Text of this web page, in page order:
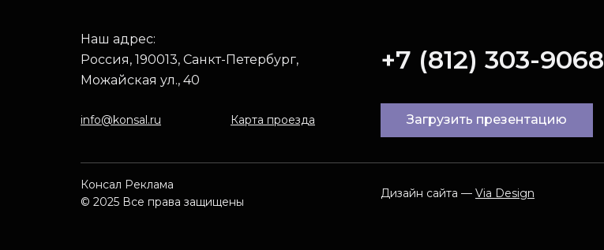
Наш адрес:
Россия, 190013, Санкт-Петербург,
Можайская ул., 40
+7 (812) 303-9068
info@konsal.ru Карта проезда Загрузить презентацию
Консал Реклама
© 2025 Все права защищены
Дизайн сайта — Via Design